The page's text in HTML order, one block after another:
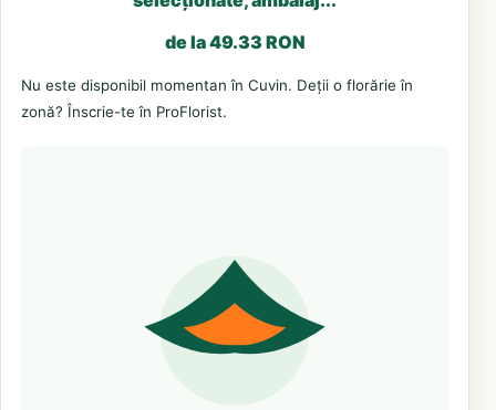
de la 49.33 RON
Nu este disponibil momentan în Cuvin. Deții o florărie în
zonă? Înscrie-te în ProFlorist.